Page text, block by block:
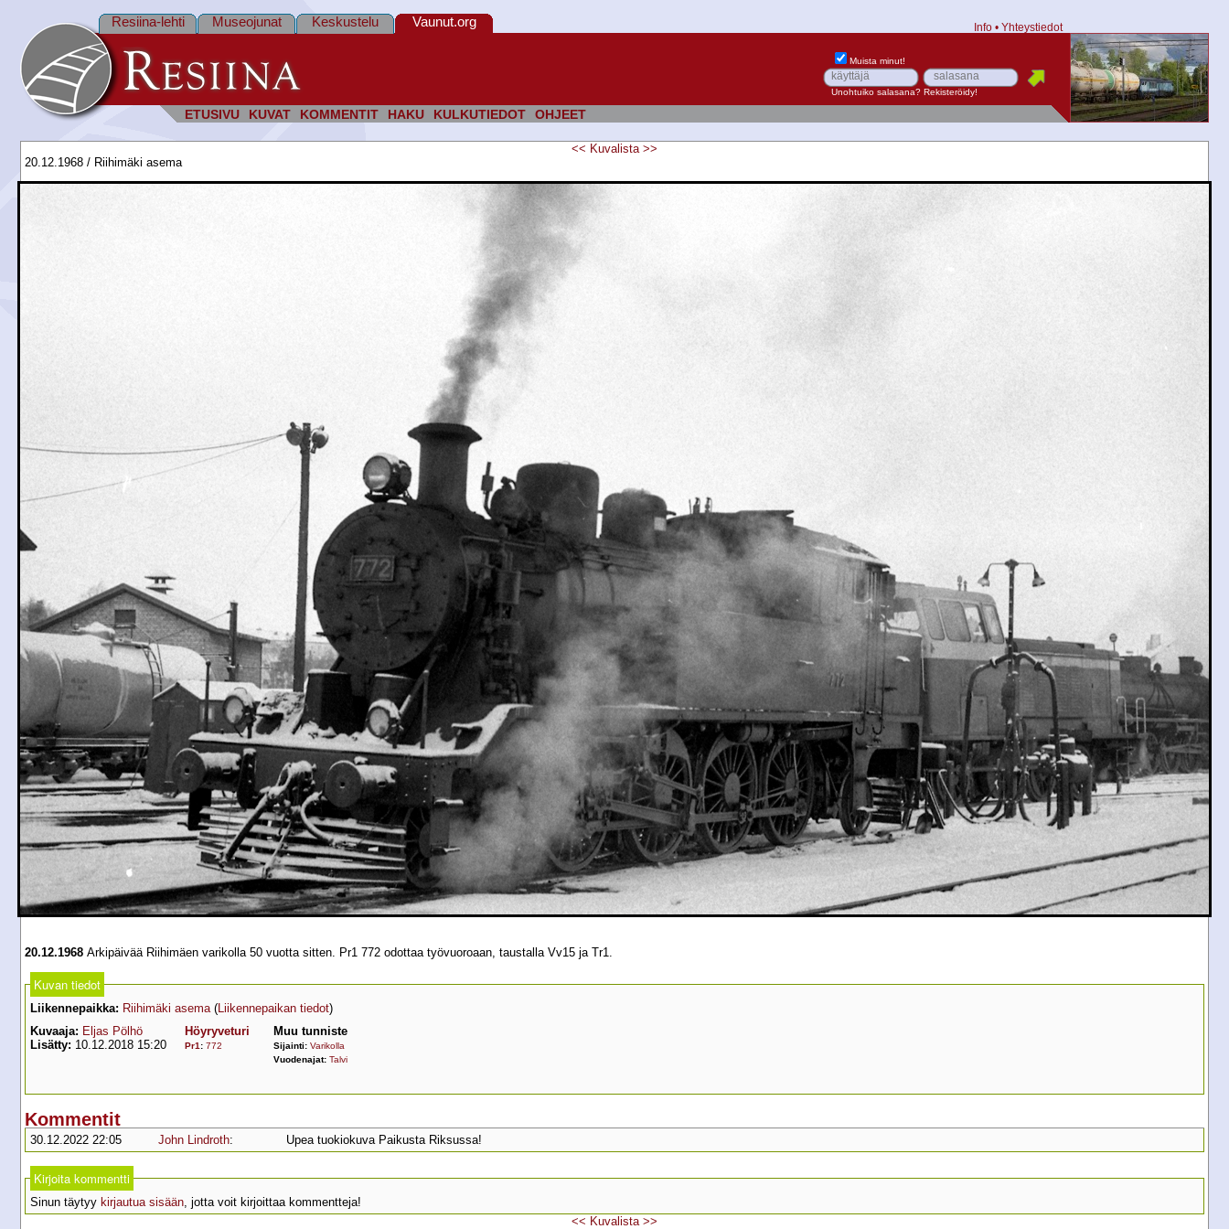
ETUSIVU KUVAT KOMMENTIT HAKU KULKUTIEDOT OHJEET
Resiina-lehti Museojunat Keskustelu Vaunut.org Info • Yhteystiedot
Muista minut!
Unohtuiko salasana? Rekisteröidy!
<< Kuvalista >>
20.12.1968 / Riihimäki asema
20.12.1968 Arkipäivää Riihimäen varikolla 50 vuotta sitten. Pr1 772 odottaa työvuoroaan, taustalla Vv15 ja Tr1.
Kuvan tiedot
Liikennepaikka: Riihimäki asema(Liikennepaikan tiedot)
Kuvaaja: Eljas Pölhö
Lisätty: 10.12.2018 15:20
Höyryveturi
Pr1 : 772
Muu tunniste
Sijainti: Varikolla
Vuodenajat: Talvi
Kommentit
30.12.2022 22:05 John Lindroth: Upea tuokiokuva Paikusta Riksussa!
Kirjoita kommentti
Sinun täytyy kirjautua sisään, jotta voit kirjoittaa kommentteja!
<< Kuvalista >>